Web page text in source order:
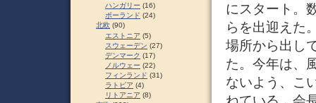
にスタート。
らを出迎えた
場所から出し
た。今年は、
ないよう、こ
ハンガリー (16)
ポーランド (24)
北欧 (90)
エストニア (5)
スウェーデン (27)
デンマーク (17)
ノルウェー (22)
フィンランド (31)
ラトビア (4)
リトアニア (8)